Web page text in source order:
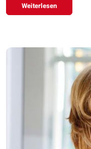
Weiterlesen